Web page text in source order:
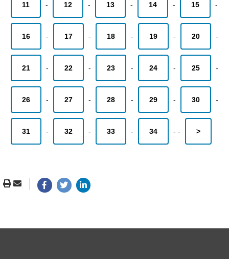
11 - 12 - 13 - 14 - 15 -
16 - 17 - 18 - 19 - 20 -
21 - 22 - 23 - 24 - 25 -
26 - 27 - 28 - 29 - 30 -
31 - 32 - 33 - 34 - - >